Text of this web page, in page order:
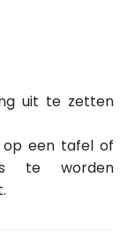
uit te zetten
op een tafel of
te worden